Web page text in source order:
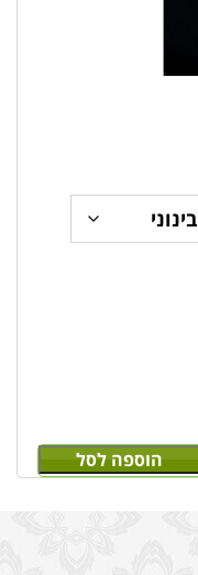
הוספה לסל